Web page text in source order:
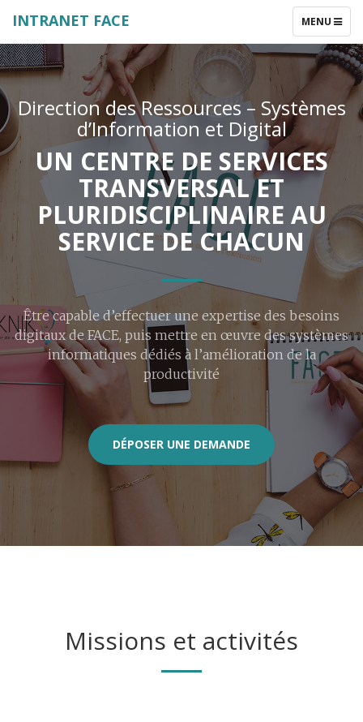
TOGGLE
MENU
INTRANET FACE
Direction des Ressources – Systèmes
d’Information et Digital
UN CENTRE DE SERVICES
TRANSVERSAL ET
PLURIDISCIPLINAIRE AU
SERVICE DE CHACUN
Être capable d’effectuer une expertise des besoins
digitaux de FACE, puis mettre​ en œuvre des systèmes
informatiques dédiés à l’amélioration de la
productivité​
DÉPOSER UNE DEMANDE
Missions et activités